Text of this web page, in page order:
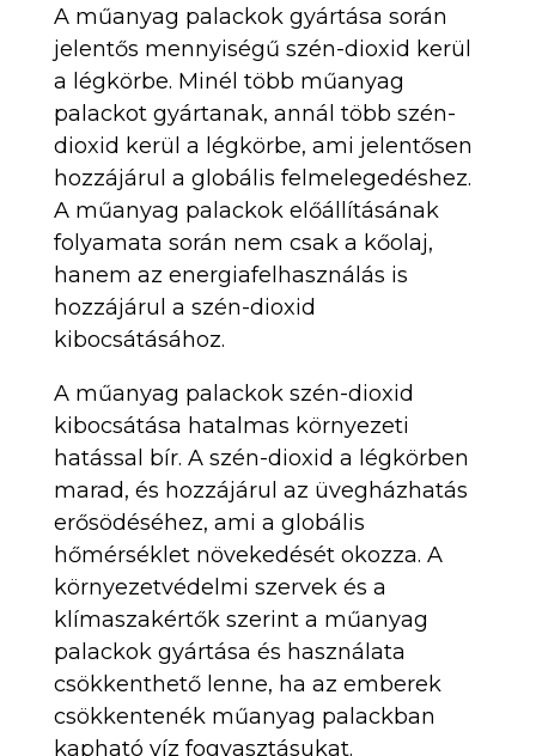
A műanyag palackok gyártása során
jelentős mennyiségű szén-dioxid kerül
a légkörbe. Minél több műanyag
palackot gyártanak, annál több szén-
dioxid kerül a légkörbe, ami jelentősen
hozzájárul a globális felmelegedéshez.
A műanyag palackok előállításának
folyamata során nem csak a kőolaj,
hanem az energiafelhasználás is
hozzájárul a szén-dioxid
kibocsátásához.
A műanyag palackok szén-dioxid
kibocsátása hatalmas környezeti
hatással bír. A szén-dioxid a légkörben
marad, és hozzájárul az üvegházhatás
erősödéséhez, ami a globális
hőmérséklet növekedését okozza. A
környezetvédelmi szervek és a
klímaszakértők szerint a műanyag
palackok gyártása és használata
csökkenthető lenne, ha az emberek
csökkentenék műanyag palackban
kapható víz fogyasztásukat.